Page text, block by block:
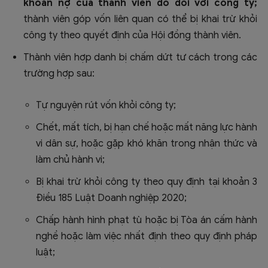
khoản nợ của thành viên đó đối với công ty;
thành viên góp vốn liên quan có thể bị khai trừ khỏi
công ty theo quyết định của Hội đồng thành viên.
Thành viên hợp danh bị chấm dứt tư cách trong các
trường hợp sau:
Tự nguyện rút vốn khỏi công ty;
Chết, mất tích, bị hạn chế hoặc mất năng lực hành
vi dân sự, hoặc gặp khó khăn trong nhận thức và
làm chủ hành vi;
Bị khai trừ khỏi công ty theo quy định tại khoản 3
Điều 185 Luật Doanh nghiệp 2020;
Chấp hành hình phạt tù hoặc bị Tòa án cấm hành
nghề hoặc làm việc nhất định theo quy định pháp
luật;